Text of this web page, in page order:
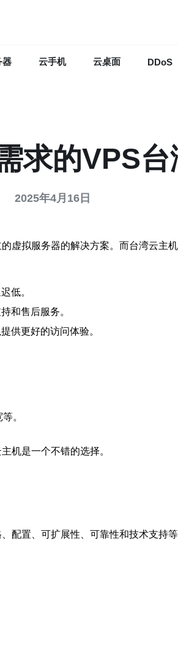
器 云手机 云桌面 DDoS
求的VPS
2025年4月16日
虚拟服务器的解决方案。而台湾云主
低。
和售后服务。
供更好的访问体验。
。
机是一个不错的选择。
置、可扩展性、可靠性和技术支持